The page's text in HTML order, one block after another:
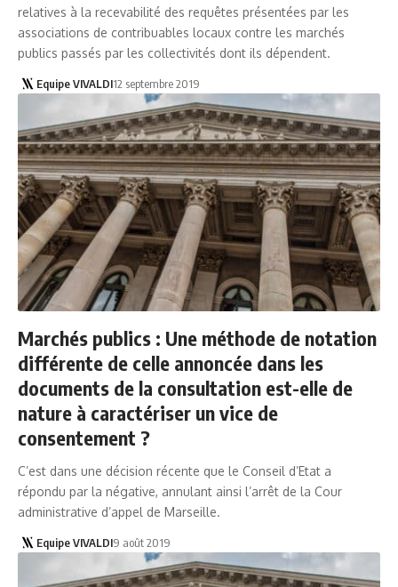
relatives à la recevabilité des requêtes présentées par les
associations de contribuables locaux contre les marchés
publics passés par les collectivités dont ils dépendent.
Equipe VIVALDI12 septembre 2019
Marchés publics : Une méthode de notation
différente de celle annoncée dans les
documents de la consultation est-elle de
nature à caractériser un vice de
consentement ?
C’est dans une décision récente que le Conseil d’Etat a
répondu par la négative, annulant ainsi l’arrêt de la Cour
administrative d’appel de Marseille.
Equipe VIVALDI9 août 2019